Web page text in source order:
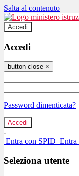
Salta al contenuto
Accedi
Accedi
button close ×
Password dimenticata?
-
Entra con SPID Entra
Seleziona utente